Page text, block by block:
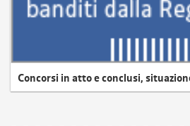
Concorsi in atto e conclusi,